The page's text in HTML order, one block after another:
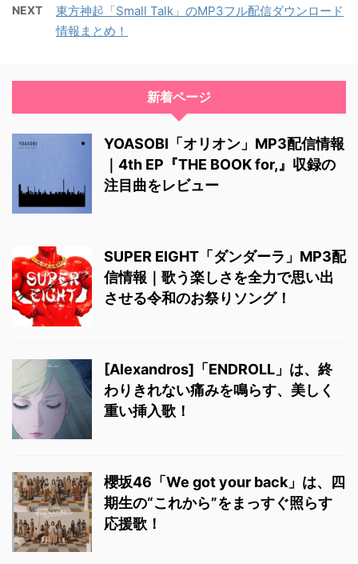
NEXT
東方神起「Small Talk」のMP3フル配信ダウンロード
情報まとめ！
新着ページ
YOASOBI「オリオン」MP3配信情報
｜4th EP『THE BOOK for,』収録の
注目曲をレビュー
SUPER EIGHT「ダンダーラ」MP3配
信情報｜歌う楽しさを全力で思い出
させる令和のお祭りソング！
[Alexandros]「ENDROLL」は、終
わりきれない痛みを鳴らす、美しく
重い挿入歌！
櫻坂46「We got your back」は、四
期生の“これから”をまっすぐ照らす
応援歌！